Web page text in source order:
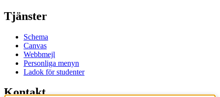
Tjänster
Schema
Canvas
Webbmejl
Personliga menyn
Ladok för studenter
Kontakt